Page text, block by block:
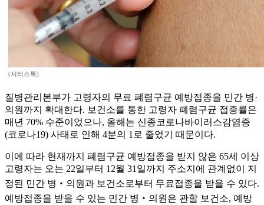
(셔터스톡)
질병관리본부가 고령자의 무료 폐렴구균 예방접종을 민간 병·
의원까지 확대한다. 보건소를 통한 고령자 폐렴구균 접종률은
매년 70% 수준이었으나, 올해는 신종코로나바이러스감염증
(코로나19) 사태로 인해 4분의 1로 줄었기 때문이다.
이에 따라 현재까지 폐렴구균 예방접종을 받지 않은 65세 이상
고령자는 오는 22일부터 12월 31일까지 주소지에 관계없이 지
정된 민간 병‧의원과 보건소로부터 무료접종을 받을 수 있다.
예방접종을 받을 수 있는 민간 병‧의원은 관할 보건소, 예방